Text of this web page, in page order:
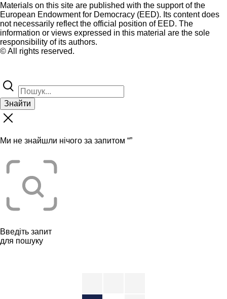
Materials on this site are published with the support of the
European Endowment for Democracy (EED). Its content does
not necessarily reflect the official position of EED. The
information or views expressed in this material are the sole
responsibility of its authors.
© All rights reserved.
Знайти
Ми не знайшли нічого за запитом “”
Введіть запит
для пошуку